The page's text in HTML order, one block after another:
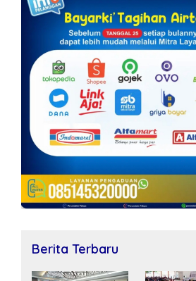
Berita Terbaru